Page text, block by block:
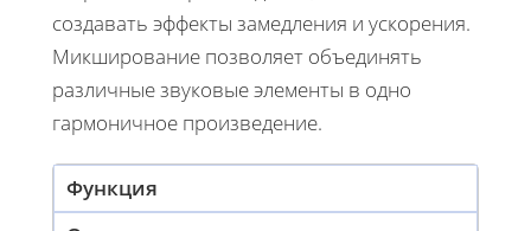
создавать эффекты замедления и ускорения.
Микширование позволяет объединять
различные звуковые элементы в одно
гармоничное произведение.
Функция